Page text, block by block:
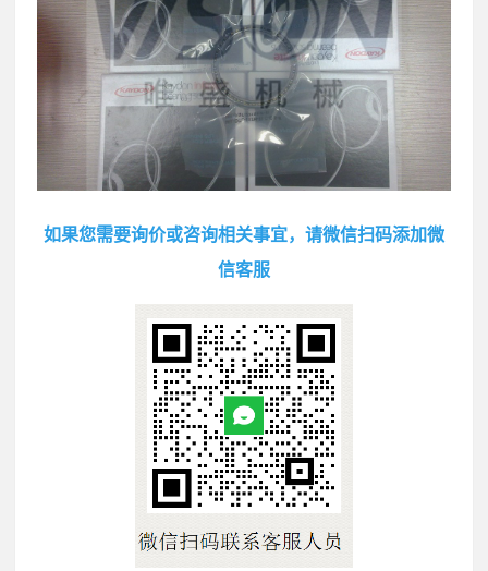
如果您需要询价或咨询相关事宜，请微信扫码添加微
信客服